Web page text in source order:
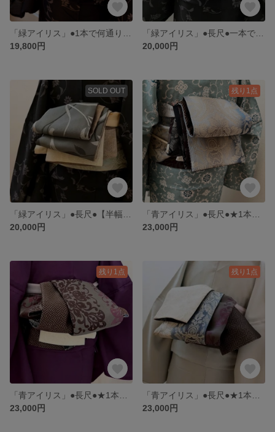
19,800円
20,000円
SOLD OUT
20,000円
残り1点
23,000円
残り1点
23,000円
残り1点
23,000円